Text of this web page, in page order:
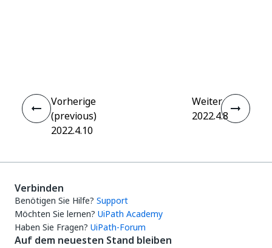
Vorherige
(previous)
2022.4.10
Weiter
2022.4.8
Verbinden
Benötigen Sie Hilfe? Support
Möchten Sie lernen? UiPath Academy
Haben Sie Fragen? UiPath-Forum
Auf dem neuesten Stand bleiben